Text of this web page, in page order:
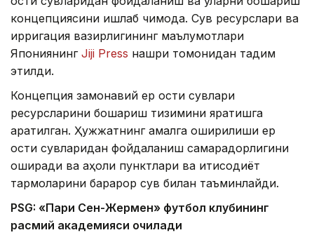
концепциясини ишлаб чиқмоқда. Сув ресурслари ва
ирригация вазирлигининг маълумотлари
Япониянинг Jiji Press нашри томонидан тақдим
этилди.
Концепция замонавий ер ости сувлари
ресурсларини бошқариш тизимини яратишга
қаратилган. Ҳужжатнинг амалга оширилиши ер
ости сувларидан фойдаланиш самарадорлигини
оширади ва аҳоли пунктлари ва иқтисодиёт
тармоқларини барқарор сув билан таъминлайди.
PSG: «Пари Сен-Жермен» футбол клубининг
расмий академияси очилади